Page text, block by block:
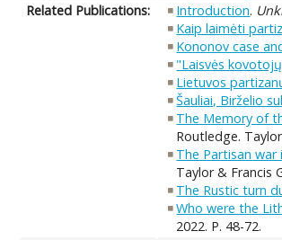
Related Publications: Introduction.
Kaip laimėti
Kononov case
"Laisvės
Lietuvos
Šauliai, Birželio
The Memory of
Routledge.
The Partisan
Taylor & Francis
The Rustic turn
Who were the
2022. P. 48-72.